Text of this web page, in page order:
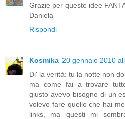
Grazie per queste idee
Daniela
Rispondi
Kosmika 20 gennaio 2010
Di' la verità: tu la notte non
ma come fai a trovare
giusto avevo bisogno di un
volevo fare quello che hai
links, ma questi mi